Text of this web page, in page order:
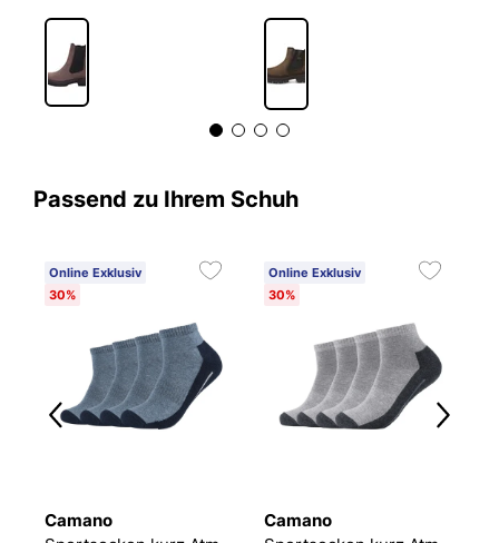
Passend zu Ihrem Schuh
Online Exklusiv
30%
Camano
Online Exklusiv
30%
Camano